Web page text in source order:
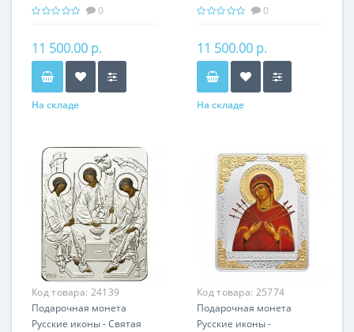
Неупиваемая чаша
православный подарок
0
11 500.00 р.
На складе
Чудотворец серебро 25.00
подарок
0
11 500.00 р.
На складе
Код товара: 24139
Подарочная монета
Русские иконы - Святая
Код товара: 25774
Подарочная монета
Русские иконы -